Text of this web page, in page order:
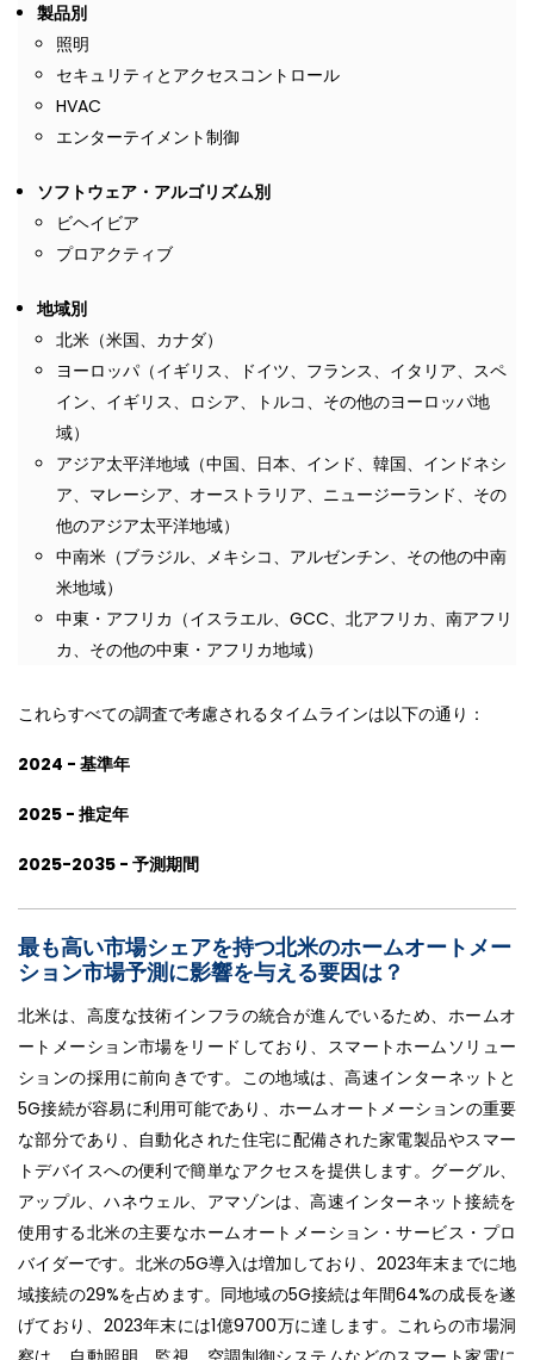
製品別
照明
セキュリティとアクセスコントロール
HVAC
エンターテイメント制御
ソフトウェア・アルゴリズム別
ビヘイビア
プロアクティブ
地域別
北米（米国、カナダ）
ヨーロッパ（イギリス、ドイツ、フランス、イタリア、スペ
イン、イギリス、ロシア、トルコ、その他のヨーロッパ地
域）
アジア太平洋地域（中国、日本、インド、韓国、インドネシ
ア、マレーシア、オーストラリア、ニュージーランド、その
他のアジア太平洋地域）
中南米（ブラジル、メキシコ、アルゼンチン、その他の中南
米地域）
中東・アフリカ（イスラエル、GCC、北アフリカ、南アフリ
カ、その他の中東・アフリカ地域）
これらすべての調査で考慮されるタイムラインは以下の通り：
2024 - 基準年
2025 - 推定年
2025-2035 - 予測期間
最も高い市場シェアを持つ北米のホームオートメー
ション市場予測に影響を与える要因は？
北米は、高度な技術インフラの統合が進んでいるため、ホームオ
ートメーション市場をリードしており、スマートホームソリュー
ションの採用に前向きです。この地域は、高速インターネットと
5G接続が容易に利用可能であり、ホームオートメーションの重要
な部分であり、自動化された住宅に配備された家電製品やスマー
トデバイスへの便利で簡単なアクセスを提供します。グーグル、
アップル、ハネウェル、アマゾンは、高速インターネット接続を
使用する北米の主要なホームオートメーション・サービス・プロ
バイダーです。北米の5G導入は増加しており、2023年末までに地
域接続の29%を占めます。同地域の5G接続は年間64%の成長を遂
げており、2023年末には1億9700万に達します。これらの市場洞